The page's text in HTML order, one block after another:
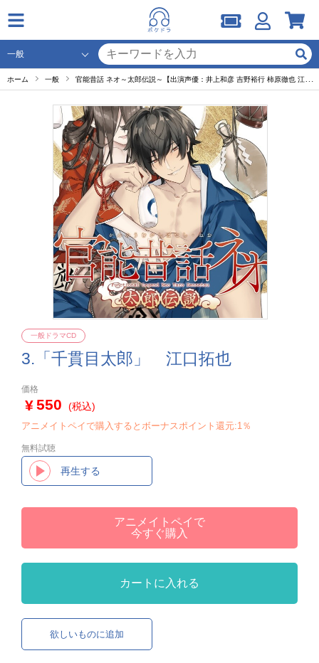
ホーム 一般 官能昔話 ネオ～太郎伝説～【出演声優：井上和彦 吉野裕行 柿原徹也 江口拓也】
3.「千貫目太郎」 江口拓也
一般ドラマCD
価格
550 (税込)
アニメイトペイで購入するとボーナスポイント還元:1％
無料試聴
再生する
アニメイトペイで
今すぐ購入
カートに入れる
欲しいものに追加